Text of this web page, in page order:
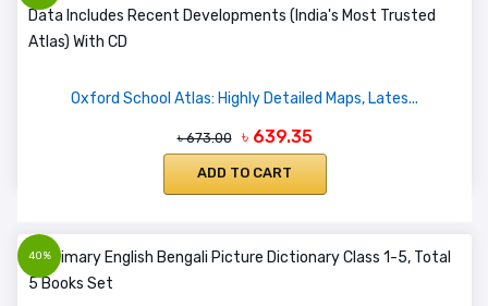
Oxford School Atlas: Highly Detailed Maps, Lates...
৳ 673.00 ৳ 639.35
ADD TO CART
40%